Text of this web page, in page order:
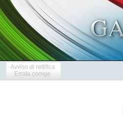
Avviso di rettifica
Errata corrige